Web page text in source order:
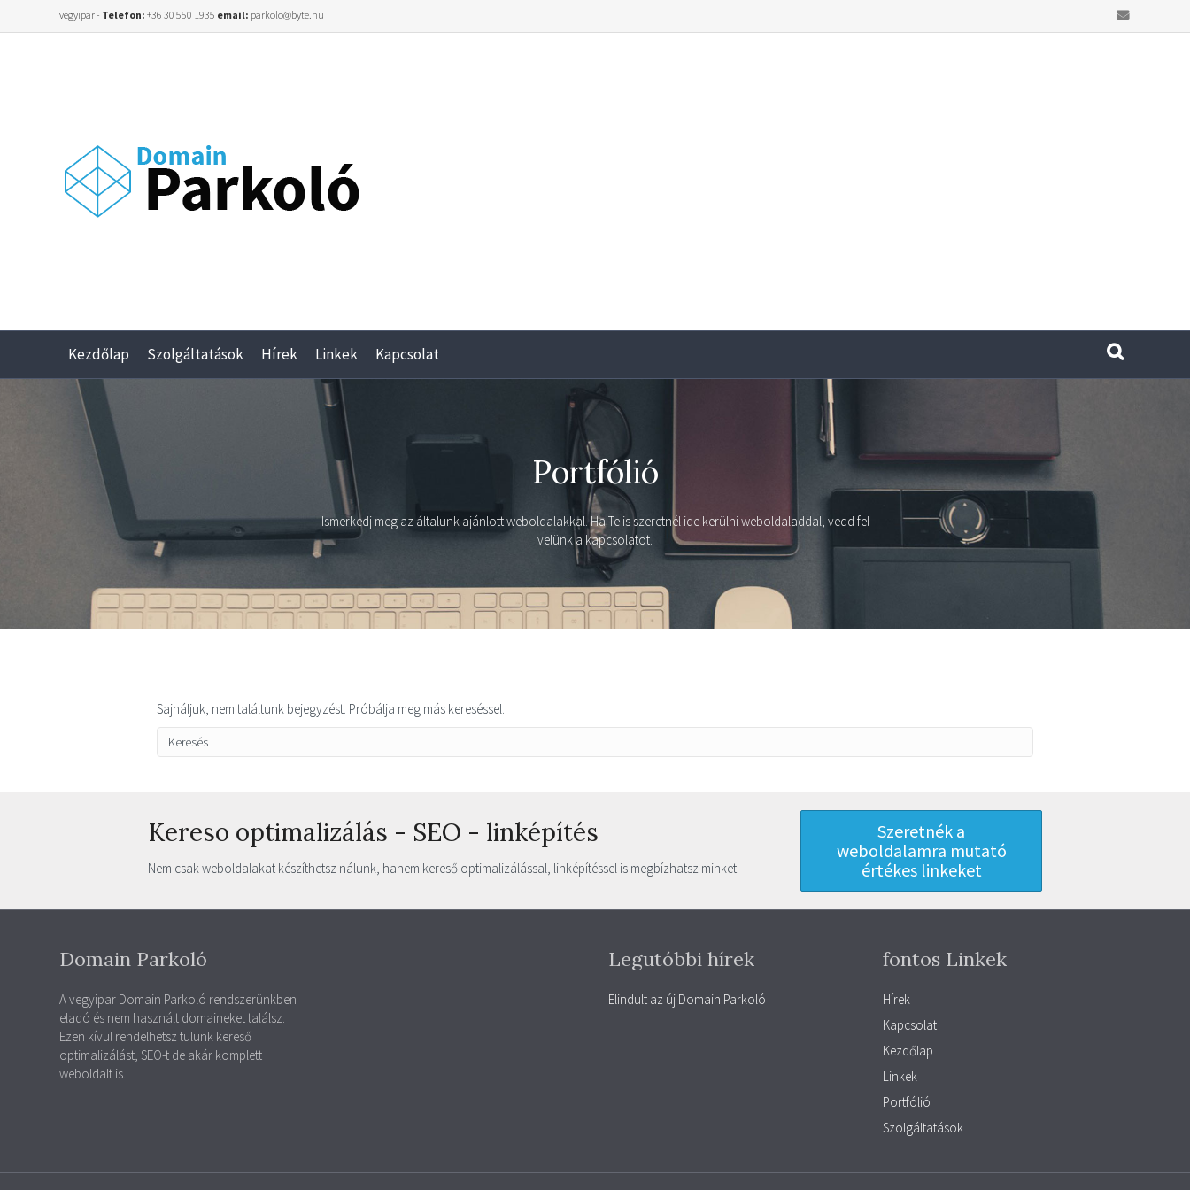
vegyipar - Telefon: +36 30 550 1935 email: parkolo@byte.hu Email
Kezdőlap Szolgáltatások Hírek Linkek Kapcsolat
Portfólió
Ismerkedj meg az általunk ajánlott weboldalakkal. Ha Te is szeretnél ide kerülni weboldaladdal, vedd fel
velünk a kapcsolatot.
Sajnáljuk, nem találtunk bejegyzést. Próbálja meg más kereséssel.
Kereso optimalizálás - SEO - linképítés
Nem csak weboldalakat készíthetsz nálunk, hanem kereső optimalizálással, linképítéssel is megbízhatsz minket.
Szeretnék a
weboldalamra mutató
értékes linkeket
Domain Parkoló
A vegyipar Domain Parkoló rendszerünkben
eladó és nem használt domaineket találsz.
Ezen kívül rendelhetsz tülünk kereső
optimalizálást, SEO-t de akár komplett
weboldalt is.
Legutóbbi hírek
Elindult az új Domain Parkoló
fontos Linkek
Hírek
Kapcsolat
Kezdőlap
Linkek
Portfólió
Szolgáltatások